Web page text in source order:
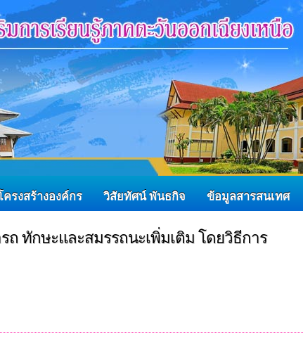
ครงสร้างองค์กร วิสัยทัศน์ พันธกิจ ข้อมูลสารสนเทศ
ถ ทักษะและสมรรถนะเพิ่มเติม โดยวิธีการ